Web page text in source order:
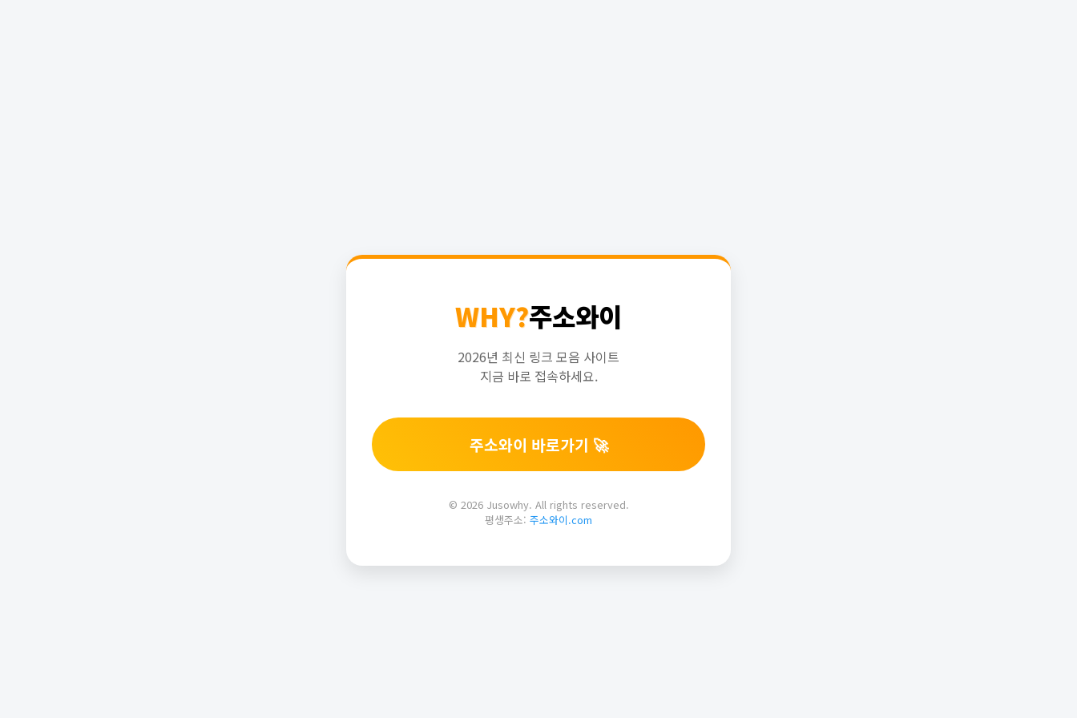
WHY?주소와이
2026년 최신 링크 모음 사이트
지금 바로 접속하세요.
주소와이 바로가기 🚀
© 2026 Jusowhy. All rights reserved.
평생주소: 주소와이.com